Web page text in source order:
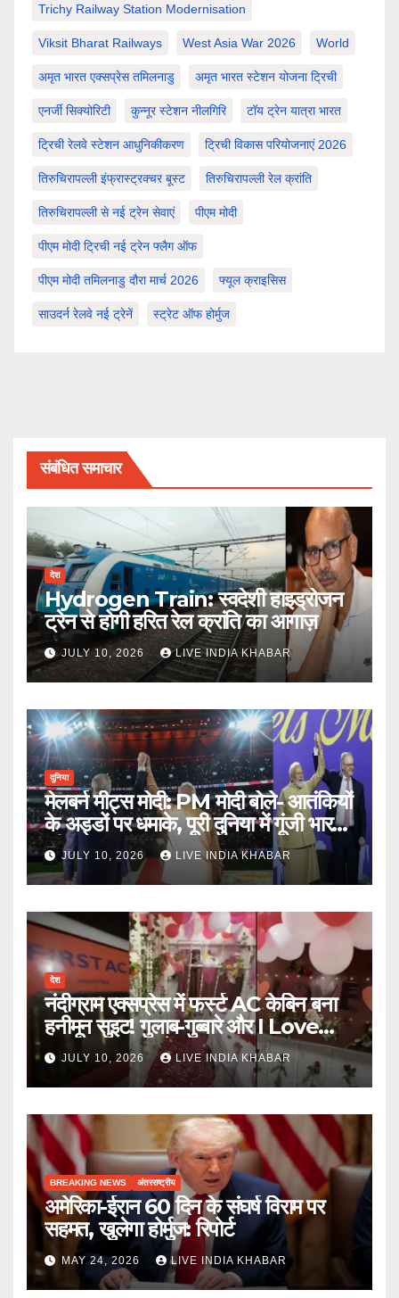
Trichy Railway Station Modernisation
Viksit Bharat Railways West Asia War 2026 World
अमृत भारत एक्सप्रेस तमिलनाडु अमृत भारत स्टेशन योजना ट्रिची
एनर्जी सिक्योरिटी कुन्नूर स्टेशन नीलगिरि टॉय ट्रेन यात्रा भारत
ट्रिची रेलवे स्टेशन आधुनिकीकरण ट्रिची विकास परियोजनाएं 2026
तिरुचिरापल्ली इंफ्रास्ट्रक्चर बूस्ट तिरुचिरापल्ली रेल क्रांति
तिरुचिरापल्ली से नई ट्रेन सेवाएं पीएम मोदी
पीएम मोदी ट्रिची नई ट्रेन फ्लैग ऑफ
पीएम मोदी तमिलनाडु दौरा मार्च 2026 फ्यूल क्राइसिस
साउदर्न रेलवे नई ट्रेनें स्ट्रेट ऑफ होर्मुज
संबंधित समाचार
देश
Hydrogen Train: स्वदेशी हाइड्रोजन
ट्रेन से होगी हरित रेल क्रांति का आगाज़
JULY 10, 2026 LIVE INDIA KHABAR
दुनिया
मेलबर्न मीट्स मोदी: PM मोदी बोले- आतंकियों
के अड्डों पर धमाके, पूरी दुनिया में गूंजी भारत
की ताकत
JULY 10, 2026 LIVE INDIA KHABAR
देश
नंदीग्राम एक्सप्रेस में फर्स्ट AC केबिन बना
हनीमून सुइट! गुलाब-गुब्बारे और I Love
You, TTE सस्पेंड
JULY 10, 2026 LIVE INDIA KHABAR
BREAKING NEWS अंतरराष्ट्रीय
अमेरिका-ईरान 60 दिन के संघर्ष विराम पर
सहमत, खुलेगा होर्मुज: रिपोर्ट
MAY 24, 2026 LIVE INDIA KHABAR